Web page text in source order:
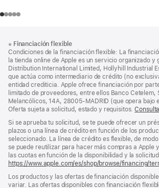
a
pie
de
página
al
pie
※ Financiación flexible
Condiciones de la financiación flexible: La
la tienda online de Apple es un servicio organizado y
Distribution International Limited, Hollyhill Industrial
que actúa como intermediario de crédito (no
entidad crediticia. Apple ofrece financiación por
limitado de proveedores, entre ellos Banco Cetelem,
Melancólicos, 14A, 28005-MADRID (que opera bajo
Oferta sujeta a solicitud, estado y requisitos.
Si se aprueba tu solicitud, se te puede ofrecer un
plazos o una línea de crédito en función de los
seleccionado. La línea de crédito es flexible, de
se puede reutilizar para hacer más compras a Apple
las cuotas en función de la disponibilidad y la
https://www.apple.com/es/shop/browse/financing/
Los productos y las ofertas de financiación
variar. Las ofertas disponibles con financiación